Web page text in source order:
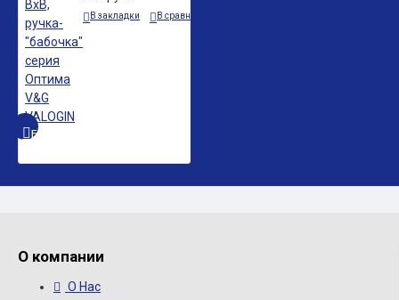
БЫСТРЫЙ ПРОСМОТР
В закладки В сравнение
О компании
О Нас